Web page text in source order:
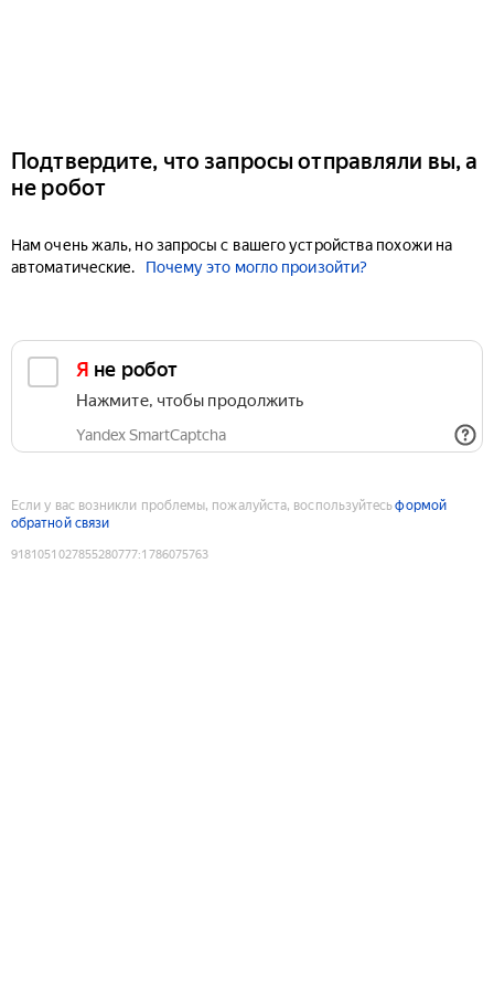
Подтвердите, что запросы отправляли вы, а
не робот
Нам очень жаль, но запросы с вашего устройства похожи на
автоматические.
Почему это могло произойти?
Я не робот
Нажмите, чтобы продолжить
Yandex SmartCaptcha
Если у вас возникли проблемы, пожалуйста, воспользуйтесьформой
обратной связи
9181051027855280777:1786075763